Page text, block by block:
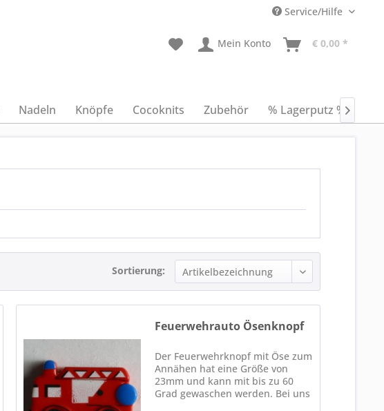
Service/Hilfe
Mein Konto € 0,00 *
Nadeln Knöpfe Cocoknits Zubehör % Lagerputz %
Sortierung:
Feuerwehrauto Ösenknopf
Der Feuerwehrknopf mit Öse zum
Annähen hat eine Größe von
23mm und kann mit bis zu 60
Grad gewaschen werden. Bei uns